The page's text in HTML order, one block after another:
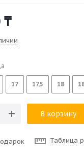
₸
17 17,5 18
В корзину
Таблица